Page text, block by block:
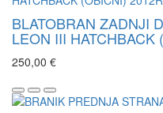
BLATOBRAN ZADNJI
LEON III HATCHBACK
250,00 €